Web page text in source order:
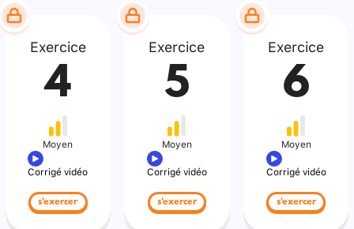
Exercice
4
Moyen
Corrigé vidéo
s'exercer
Exercice
5
Moyen
Corrigé vidéo
s'exercer
Exercice
6
Moyen
Corrigé vidéo
s'exercer